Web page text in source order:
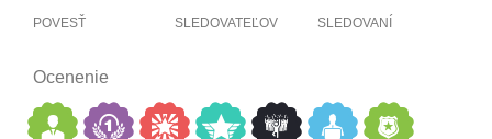
POVESŤ SLEDOVATEĽOV SLEDOVANÍ
Ocenenie